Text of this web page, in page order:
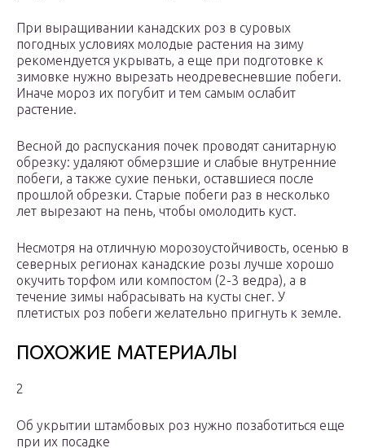
При выращивании канадских роз в суровых
погодных условиях молодые растения на зиму
рекомендуется укрывать, а еще при подготовке к
зимовке нужно вырезать неодревесневшие побеги.
Иначе мороз их погубит и тем самым ослабит
растение.
Весной до распускания почек проводят санитарную
обрезку: удаляют обмерзшие и слабые внутренние
побеги, а также сухие пеньки, оставшиеся после
прошлой обрезки. Старые побеги раз в несколько
лет вырезают на пень, чтобы омолодить куст.
Несмотря на отличную морозоустойчивость, осенью в
северных регионах канадские розы лучше хорошо
окучить торфом или компостом (2-3 ведра), а в
течение зимы набрасывать на кусты снег. У
плетистых роз побеги желательно пригнуть к земле.
ПОХОЖИЕ МАТЕРИАЛЫ
2
Об укрытии штамбовых роз нужно позаботиться еще
при их посадке